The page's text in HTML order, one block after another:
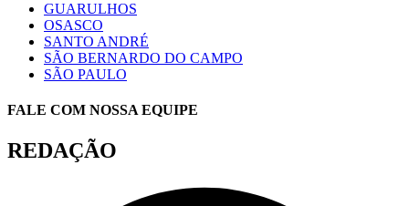
GUARULHOS
OSASCO
SANTO ANDRÉ
SÃO BERNARDO DO CAMPO
SÃO PAULO
FALE COM NOSSA EQUIPE
REDAÇÃO